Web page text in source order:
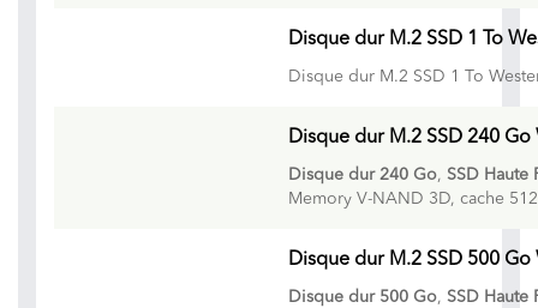
Disque dur M.2 SSD 1 To
Disque dur M.2 SSD 1 To
Disque dur M.2 SSD 240 Go
Disque dur 240 Go, SSD Haute
Memory V-NAND 3D, cache
Disque dur M.2 SSD 500 Go
Disque dur 500 Go, SSD Haute